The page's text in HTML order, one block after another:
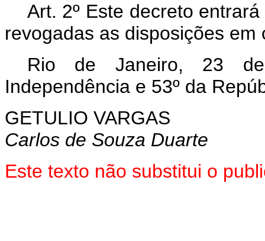
Art. 2º Este decreto
revogadas as disposições em
Rio de Janeiro, 23
Independência e 53º da
GETULIO VARGAS
Carlos de Souza Duarte
Este texto não substitui o